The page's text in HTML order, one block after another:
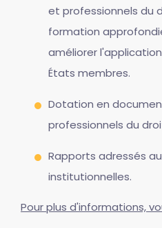
et professionnels du
formation
améliorer
États membres.
Dotation en
professionnels du
Rapports adressés
institutionnelles.
Pour plus d'informations,